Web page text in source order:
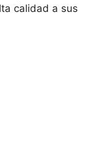
calidad a sus